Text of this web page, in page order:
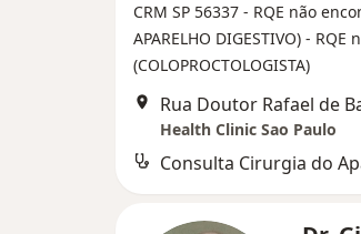
CRM SP 56337 - RQE não
APARELHO DIGESTIVO) - RQE
(COLOPROCTOLOGISTA)
Health Clinic Sao Paulo
Consulta Cirurgia do